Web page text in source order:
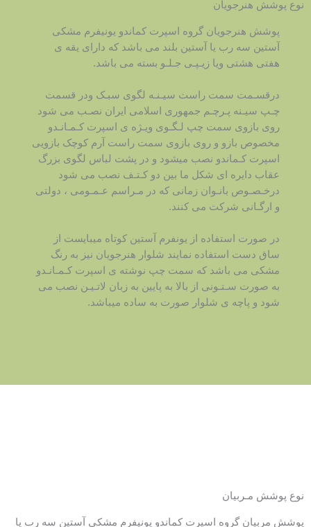
نوع پوشش هنرجویان
پوشش هنرجویان گروه اسپرت کماندو یونیفرم مشکی
آستین سه رب یا آستین بلند می باشد که دارای یقه ی
هفتی هشتی ویا زیـپـی جـلـو بسته می باشد.
درقسـمت سمت راست سیـنـه لگوی سبـک ودر قسمت
چـپ سیـنه پـرچـم جمهوری اسلامی ایران نصـب می شود
روی بازوی سمت چپ لـگـوی ویـژه ی اسپرت کـمـانـدو
مخصوص بازو و روی بازوی سمت راست آرم کوچک بازویی
اسپرت کـماندو نصب میشود و در پشت لباس لگوی بزرگ
عقاب دایره ای شکل ما بین دو کـتـف نصب می شود
درخـصـوص بانـوان زمانی که در مـراسم عـمـومی ، دولتی
و ارگـانی شرکت می کنند.
در صورت استفاده از یونفرم آستین کوتاه میبایست از
ساق دست استفاده نمایند شلوار هنرجویان نیز به رنگ
مشکی می باشد که سمت چپ نوشته ی اسپرت کـمـانـدو
به صورت سـتـونی از بالا به پایین به زبان لاتـیـن نصب می
شود و پاچه ی شلوار صورت به ساده میباشد.
نوع پوشش مـربیان
پوشش مربیان گروه اسپرت کماندو یونیفرم مشکی آستین سه رب یا